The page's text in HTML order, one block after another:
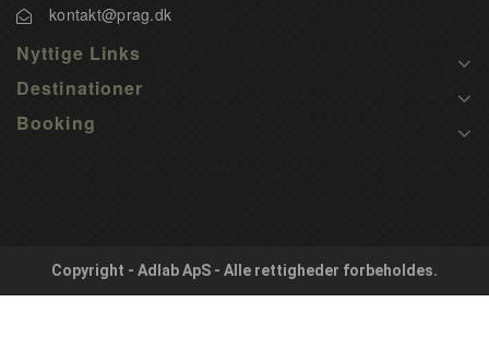
kontakt@prag.dk
Nyttige Links
Destinationer
Booking
Copyright - Adlab ApS - Alle rettigheder forbeholdes.